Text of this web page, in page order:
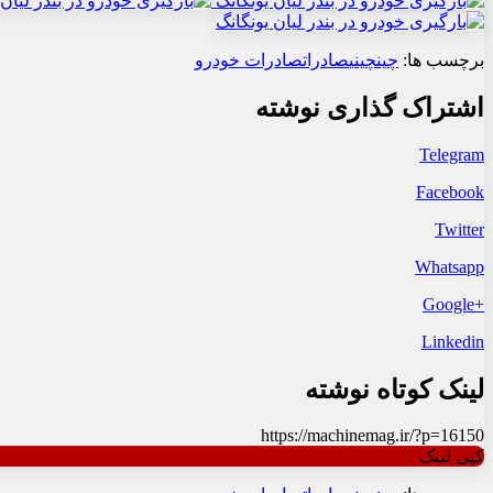
برچسب ها: چینچینیصادراتصادرات خودرو
اشتراک گذاری نوشته
Telegram
Facebook
Twitter
Whatsapp
+Google
Linkedin
لینک کوتاه نوشته
https://machinemag.ir/?p=16150
کپی لینک